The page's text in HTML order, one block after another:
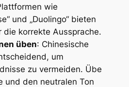
wie
und „Duolingo“ bieten
die korrekte Aussprache.
üben: Chinesische
um
zu vermeiden. Übe
und den neutralen Ton